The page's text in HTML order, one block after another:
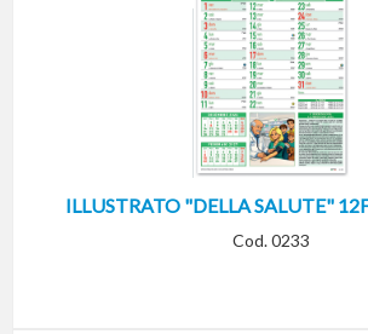
ILLUSTRATO "DELLA SALUTE"
Cod. 0233